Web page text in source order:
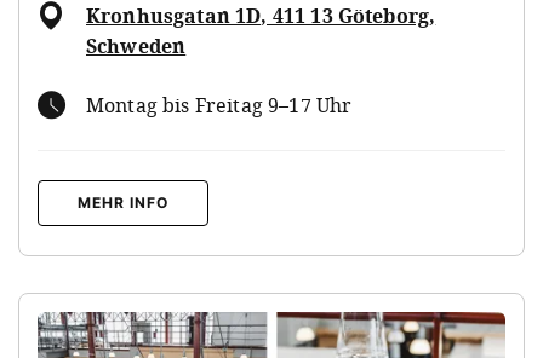
Kronhusgatan 1D, 411 13 Göteborg,
Schweden
Montag bis Freitag 9–17 Uhr
MEHR INFO